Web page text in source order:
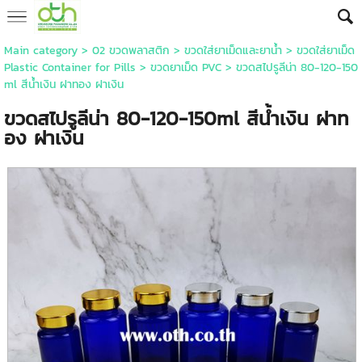
Main category> 02 ขวดพลาสติก > ขวดใส่ยาเม็ดและยาน้ำ> ขวดใส่ยาเม็ด
Plastic Container for Pills > ขวดยาเม็ด PVC> ขวดสไปรูลีน่า 80-120-150
ml สีน้ำเงิน ฝาทอง ฝาเงิน
ขวดสไปรูลีน่า 80-120-150ml สีน้ำเงิน ฝาท
อง ฝาเงิน